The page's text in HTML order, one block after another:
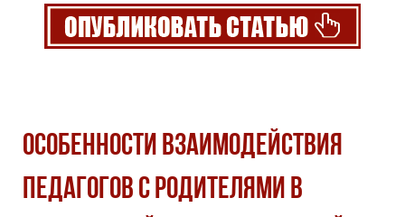
ОСОБЕННОСТИ ВЗАИМОДЕЙСТВИЯ
ПЕДАГОГОВ С РОДИТЕЛЯМИ В